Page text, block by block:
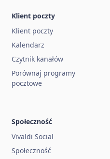
Klient poczty
Klient poczty
Kalendarz
Czytnik kanałów
Porównaj programy
pocztowe
Społeczność
Vivaldi Social
Społeczność